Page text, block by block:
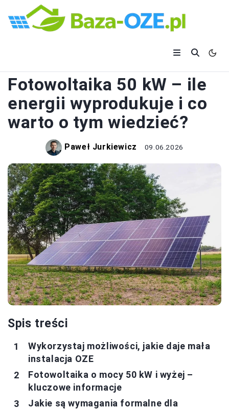
Fotowoltaika 50 kW – ile
energii wyprodukuje i co
warto o tym wiedzieć?
Paweł Jurkiewicz 09.06.2026
Spis treści
Wykorzystaj możliwości, jakie daje mała
instalacja OZE
Fotowoltaika o mocy 50 kW i wyżej –
kluczowe informacje
Jakie są wymagania formalne dla